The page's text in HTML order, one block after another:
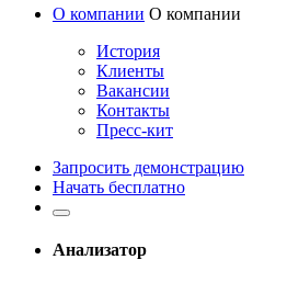
О компании О компании
История
Клиенты
Вакансии
Контакты
Пресс-кит
Запросить демонстрацию
Начать бесплатно
Анализатор